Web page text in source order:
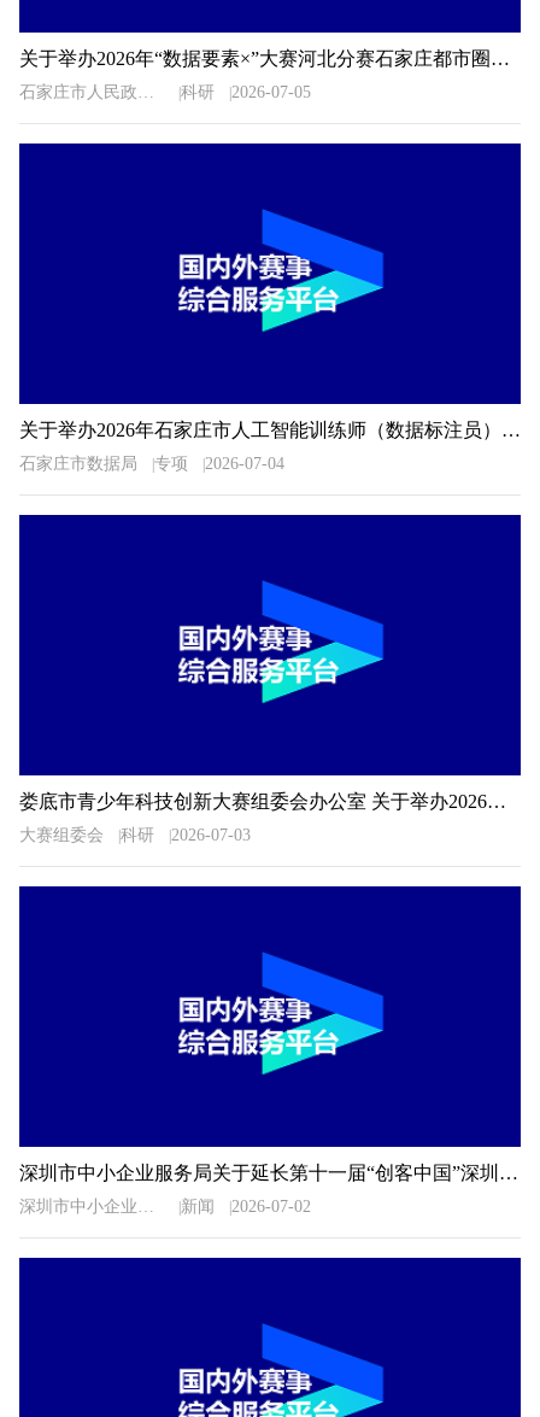
关于举办2026年“数据要素×”大赛河北分赛石家庄都市圈地方赛的通知
石家庄市人民政府办公室 科研 2026-07-05
关于举办2026年石家庄市人工智能训练师（数据标注员）职业技能大赛的通知
石家庄市数据局 专项 2026-07-04
娄底市青少年科技创新大赛组委会办公室 关于举办2026年娄底市青少年科技创新大赛的预通知
大赛组委会 科研 2026-07-03
深圳市中小企业服务局关于延长第十一届“创客中国”深圳市中小企业创新创业大赛暨“专精特新”企业创新创业大赛报名时间的通知
深圳市中小企业服务局 新闻 2026-07-02